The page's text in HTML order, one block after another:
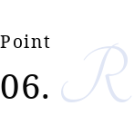
Point
06.